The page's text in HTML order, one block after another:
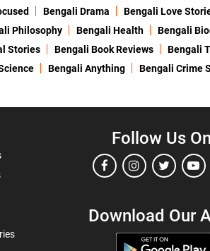
Bengali Drama
Bengali Love
Philosophy Bengali Health
Bengali
Stories Bengali Book Reviews
Bengali
Bengali Anything Bengali Crime
Follow Us
Download Our